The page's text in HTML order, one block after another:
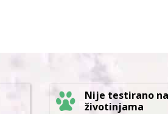
Nije testirano na
životinjama